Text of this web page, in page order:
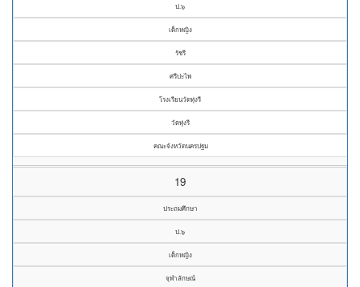
ป.๖
เด็กหญิง
รัชรี
ศรีปะไพ
โรงเรียนวัดทุ่งรี
วัดทุ่งรี
คณะจังหวัดนครปฐม
19
ประถมศึกษา
ป.๖
เด็กหญิง
จุฬาลักษณ์